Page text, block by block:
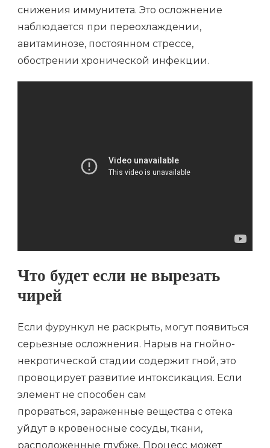
снижения иммунитета. Это осложнение
наблюдается при переохлаждении,
авитаминозе, постоянном стрессе,
обострении хронической инфекции.
Что будет если не вырезать
чирей
Если фурункул не раскрыть, могут появиться
серьезные осложнения. Нарыв на гнойно-
некротической стадии содержит гной, это
провоцирует развитие интоксикация. Если
элемент не способен сам
прорваться, зараженные вещества с отека
уйдут в кровеносные сосуды, ткани,
расположенные глубже. Процесс может